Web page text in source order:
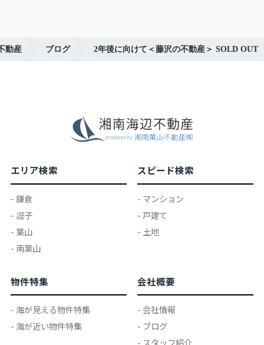
動産 ブログ 2年後に向けて＜藤沢の不動産＞ SOLD OUT
エリア検索
- 鎌倉
- 逗子
- 葉山
- 南葉山
スピード検索
- マンション
- 戸建て
- 土地
物件特集
- 海が見える物件特集
- 海が近い物件特集
会社概要
- 会社情報
- ブログ